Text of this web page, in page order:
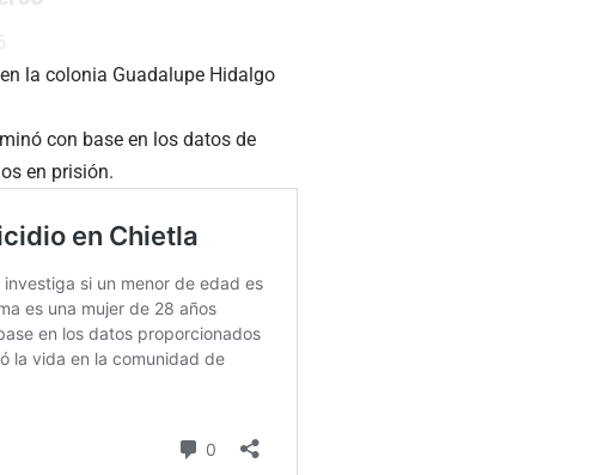
la colonia Guadalupe Hidalgo
con base en los datos de
en prisión.